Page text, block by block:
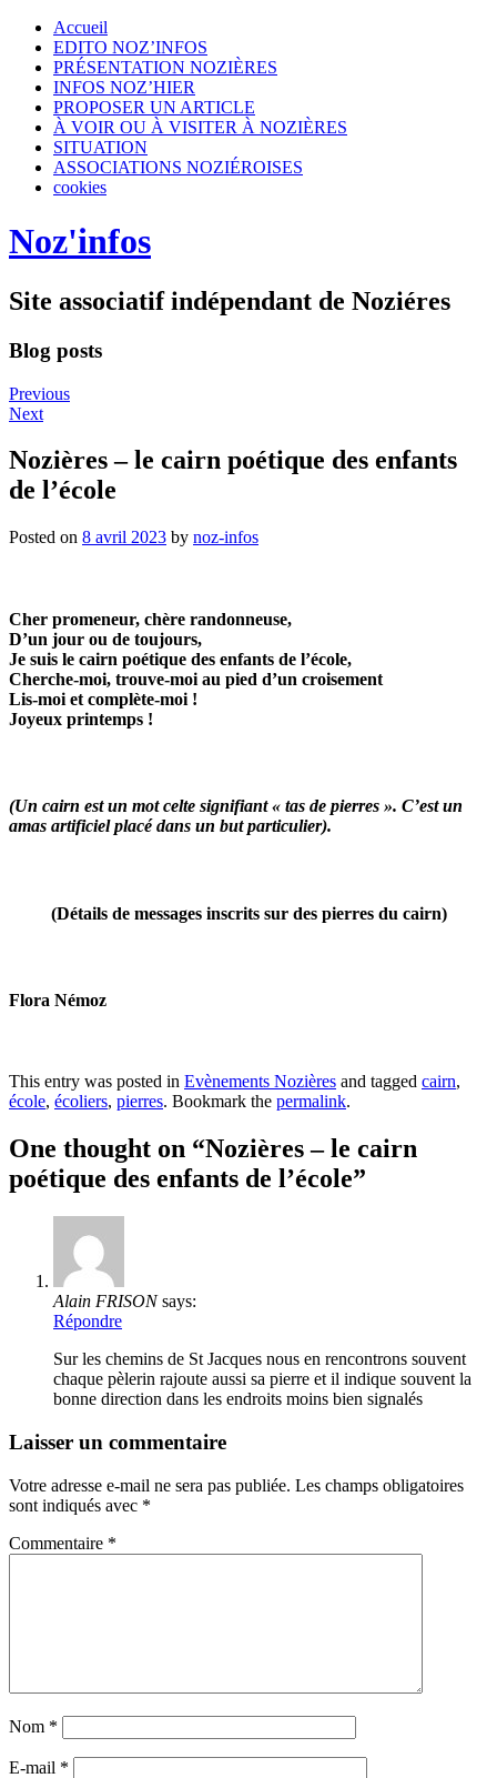
Accueil
EDITO NOZ’INFOS
PRÉSENTATION NOZIÈRES
INFOS NOZ’HIER
PROPOSER UN ARTICLE
À VOIR OU À VISITER À NOZIÈRES
SITUATION
ASSOCIATIONS NOZIÉROISES
cookies
Noz'infos
Site associatif indépendant de Noziéres
Blog posts
Previous
Next
Nozières – le cairn poétique des enfants
de l’école
Posted on 8 avril 2023 by noz-infos
Cher promeneur, chère randonneuse,
D’un jour ou de toujours,
Je suis le cairn poétique des enfants de l’école,
Cherche-moi, trouve-moi au pied d’un croisement
Lis-moi et complète-moi !
Joyeux printemps !
(Un cairn est un mot celte signifiant « tas de pierres ». C’est un
amas artificiel placé dans un but particulier).
(Détails de messages inscrits sur des pierres du cairn)
Flora Némoz
This entry was posted in Evènements Nozières and tagged cairn,
école, écoliers, pierres. Bookmark the permalink.
One thought on “Nozières – le cairn
poétique des enfants de l’école”
Alain FRISON says:
Répondre
Sur les chemins de St Jacques nous en rencontrons souvent
chaque pèlerin rajoute aussi sa pierre et il indique souvent la
bonne direction dans les endroits moins bien signalés
Laisser un commentaire
Votre adresse e-mail ne sera pas publiée. Les champs obligatoires
sont indiqués avec *
Commentaire *
Nom *
E-mail *